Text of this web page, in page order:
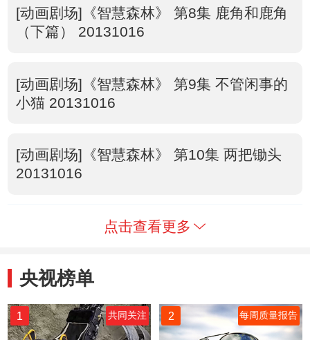
[动画剧场]《智慧森林》 第8集 鹿角和鹿角
（下篇） 20131016
[动画剧场]《智慧森林》 第9集 不管闲事的
小猫 20131016
[动画剧场]《智慧森林》 第10集 两把锄头
20131016
点击查看更多
央视榜单
1 共同关注 2 每周质量报告